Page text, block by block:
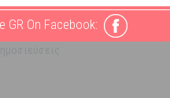
GR On Facebook: